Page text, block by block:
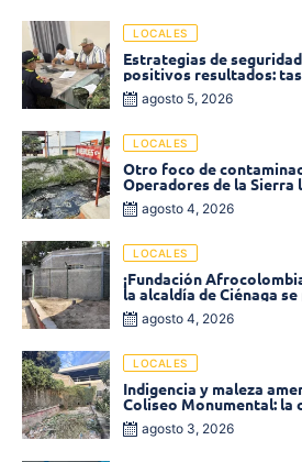
LOCALES
Estrategias de
positivos resultados:
disminuyó un 58% en 2026
agosto 5, 2026
LOCALES
Otro foco de
Operadores de la Sierra
de la calle 19 con carrera
agosto 4, 2026
LOCALES
¡Fundación
la alcaldía de Ciénaga
limpieza de la parte
Monumental
agosto 4, 2026
LOCALES
Indigencia y maleza
Coliseo Monumental: la
inmediata!
agosto 3, 2026